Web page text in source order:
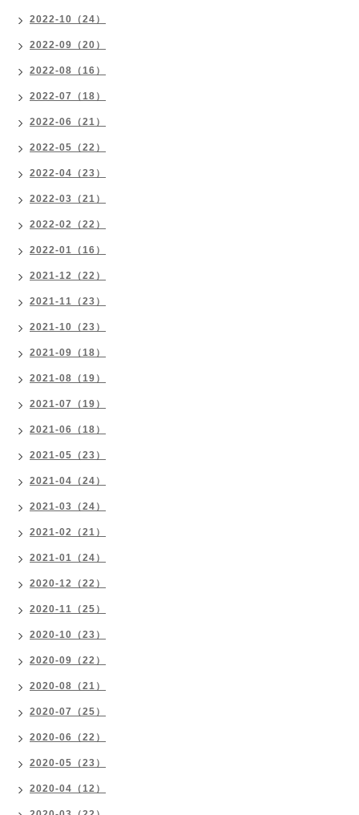
2022-10（24）
2022-09（20）
2022-08（16）
2022-07（18）
2022-06（21）
2022-05（22）
2022-04（23）
2022-03（21）
2022-02（22）
2022-01（16）
2021-12（22）
2021-11（23）
2021-10（23）
2021-09（18）
2021-08（19）
2021-07（19）
2021-06（18）
2021-05（23）
2021-04（24）
2021-03（24）
2021-02（21）
2021-01（24）
2020-12（22）
2020-11（25）
2020-10（23）
2020-09（22）
2020-08（21）
2020-07（25）
2020-06（22）
2020-05（23）
2020-04（12）